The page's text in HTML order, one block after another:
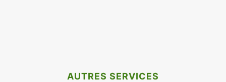
AUTRES SERVICES